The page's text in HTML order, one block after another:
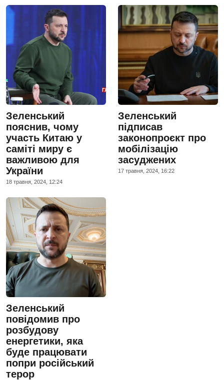
Зеленський
пояснив, чому
участь Китаю у
саміті миру є
важливою для
України
18 травня, 2024, 12:24
Зеленський
підписав
законопроєкт про
мобілізацію
засуджених
17 травня, 2024, 16:22
Зеленський
повідомив про
розбудову
енергетики, яка
буде працювати
попри російський
терор